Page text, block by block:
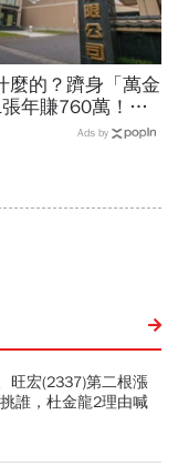
麼的？躋身「萬金
年賺760萬！傳
如何翻身「只有兩
Ads by
旺宏(2337)第二根漲
誰，杜金龍2理由喊